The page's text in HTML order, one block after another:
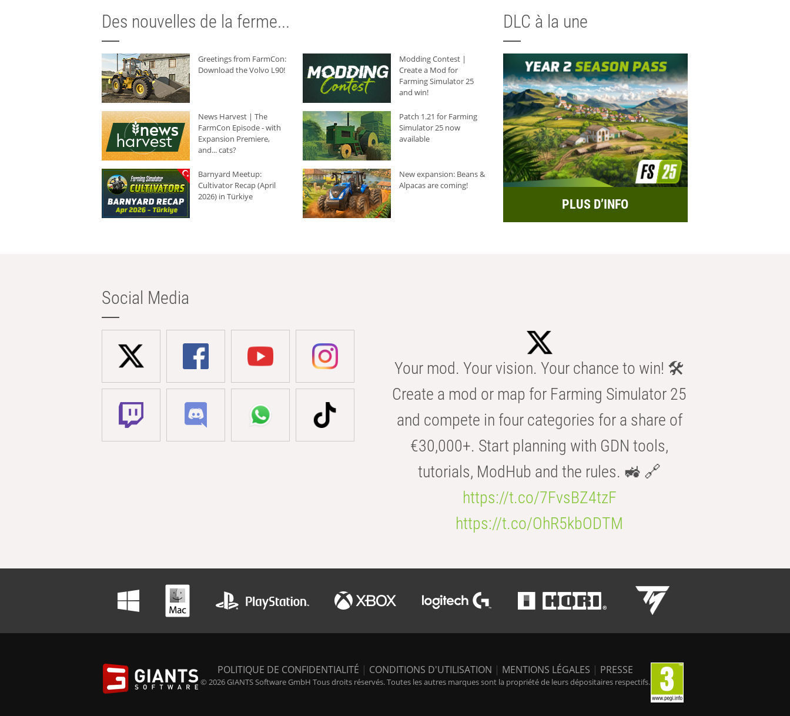
Des nouvelles de la ferme...
Greetings from FarmCon:
Download the Volvo L90!
Modding Contest |
Create a Mod for
Farming Simulator 25
and win!
News Harvest | The
FarmCon Episode - with
Expansion Premiere,
and... cats?
Patch 1.21 for Farming
Simulator 25 now
available
Barnyard Meetup:
Cultivator Recap (April
2026) in Türkiye
New expansion: Beans &
Alpacas are coming!
DLC à la une
PLUS D’INFO
Social Media
Your mod. Your vision. Your chance to win! 🛠️
Create a mod or map for Farming Simulator 25
and compete in four categories for a share of
€30,000+. Start planning with GDN tools,
tutorials, ModHub and the rules. 🚜 🔗
https://t.co/7FvsBZ4tzF
https://t.co/OhR5kbODTM
POLITIQUE DE CONFIDENTIALITÉ | CONDITIONS D'UTILISATION | MENTIONS LÉGALES | PRESSE
© 2026 GIANTS Software GmbH Tous droits réservés. Toutes les autres marques sont la propriété de leurs dépositaires respectifs.